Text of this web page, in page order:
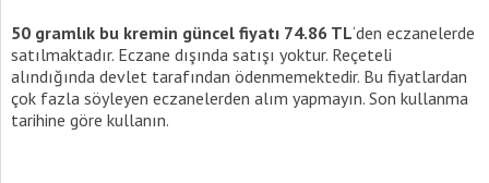
50 gramlık bu kremin güncel fiyatı 74.86 TL‘den eczanelerde
satılmaktadır. Eczane dışında satışı yoktur. Reçeteli
alındığında devlet tarafından ödenmemektedir. Bu fiyatlardan
çok fazla söyleyen eczanelerden alım yapmayın. Son kullanma
tarihine göre kullanın.